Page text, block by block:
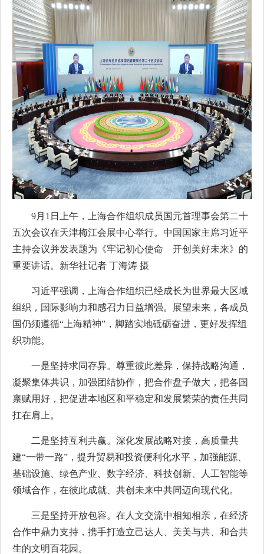
9月1日上午，上海合作组织成员国元首理事会第二十
五次会议在天津梅江会展中心举行。中国国家主席习近平
主持会议并发表题为《牢记初心使命 开创美好未来》的
重要讲话。新华社记者 丁海涛 摄
习近平强调，上海合作组织已经成长为世界最大区域
组织，国际影响力和感召力日益增强。展望未来，各成员
国仍须遵循“上海精神”，脚踏实地砥砺奋进，更好发挥组
织功能。
一是坚持求同存异。尊重彼此差异，保持战略沟通，
凝聚集体共识，加强团结协作，把合作盘子做大，把各国
禀赋用好，把促进本地区和平稳定和发展繁荣的责任共同
扛在肩上。
二是坚持互利共赢。深化发展战略对接，高质量共
建“一带一路”，提升贸易和投资便利化水平，加强能源、
基础设施、绿色产业、数字经济、科技创新、人工智能等
领域合作，在彼此成就、共创未来中共同迈向现代化。
三是坚持开放包容。在人文交流中相知相亲，在经济
合作中鼎力支持，携手打造立己达人、美美与共、和合共
生的文明百花园。